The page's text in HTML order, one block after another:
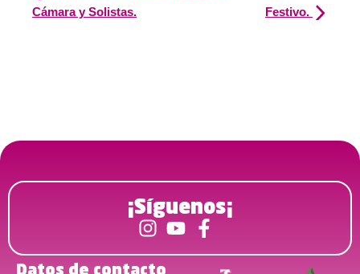
Cámara y Solistas.
Festivo.
¡Síguenos¡